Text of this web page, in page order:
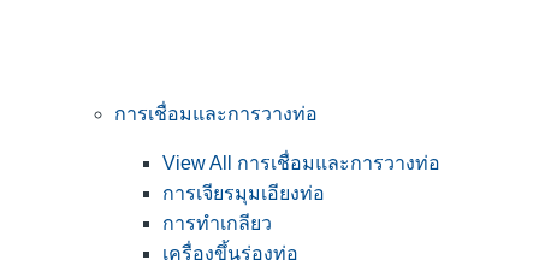
การเชื่อมและการวางท่อ
View All การเชื่อมและการวางท่อ
การเจียรมุมเอียงท่อ
การทำเกลียว
เครื่องขึ้นร่องท่อ